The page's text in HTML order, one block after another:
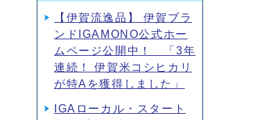
【伊賀流逸品】 伊賀ブラ
ンドIGAMONO公式ホー
ムページ公開中！ 「3年
連続！ 伊賀米コシヒカリ
が特Aを獲得しました」
IGAローカル・スタート